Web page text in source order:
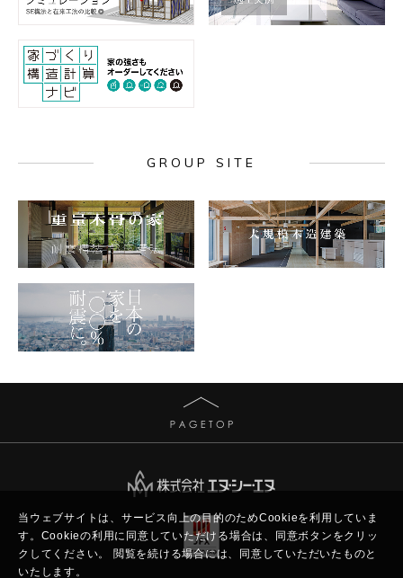
当ウェブサイトは、サービス向上の目的のためCookieを利用していま
す。 Cookieの利用に同意していただける場合は、同意ボタンをクリッ
クしてください。
閲覧を続ける場合には、同意していただいたものと
いたします。
GROUP SITE